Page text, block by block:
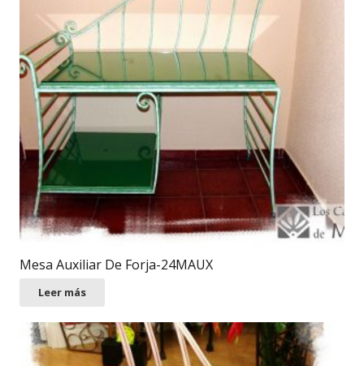
Mesa Auxiliar De Forja-24MAUX
Leer más